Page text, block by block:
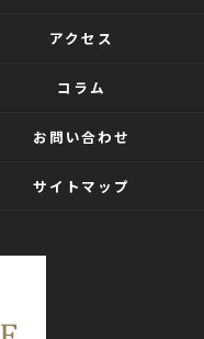
アクセス
コラム
お問い合わせ
サイトマップ